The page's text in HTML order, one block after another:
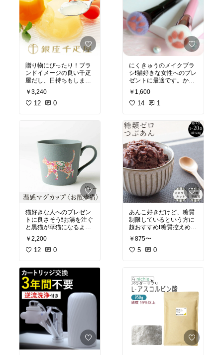
贈り物にぴったり！ブラ
ンドイメージの良い千疋
屋だし、日持ちもしま
す。
お中元や内祝い、母の日
にも良いですね。
￥3,240
12 0
猫好きな人へのプレゼン
トに良さそう❗️お湯を注ぐ
#母の日
￥2,200
12 0
にくきゅうのメイクブラ
シ❗️猫好きな女性へのプレ
ゼントに最適です。かわ
いすぎて、勿体なくて使
#母の日 #プレゼント
￥1,600
14 1
あんこ好きだけど、糖質
制限しているという方に
超おすすめ❗️糖質控えめぜ
んざいなど、作れますよ
☺️
￥875〜
5 0